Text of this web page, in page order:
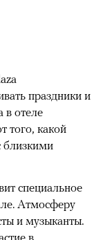
праздники и
в отеле
того, какой
близкими
специальное
Атмосферу
и музыканты.
в